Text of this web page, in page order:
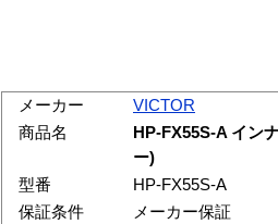
メーカー
VICTOR
商品名
HP-FX55S-A イン
ー)
型番
HP-FX55S-A
保証条件
メーカー保証